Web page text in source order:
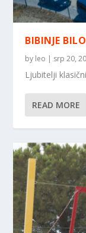
BIBINJE
by leo | srp 20,
Ljubitelji
READ MORE